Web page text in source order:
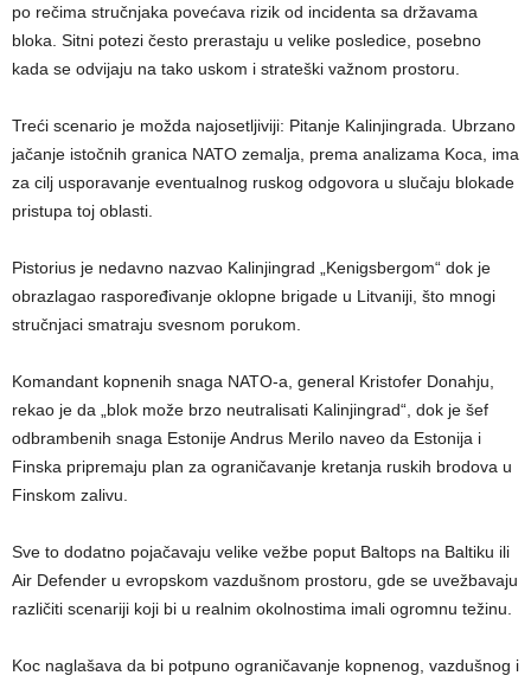
po rečima stručnjaka povećava rizik od incidenta sa državama
bloka. Sitni potezi često prerastaju u velike posledice, posebno
kada se odvijaju na tako uskom i strateški važnom prostoru.
Treći scenario je možda najosetljiviji: Pitanje Kalinjingrada. Ubrzano
jačanje istočnih granica NATO zemalja, prema analizama Koca, ima
za cilj usporavanje eventualnog ruskog odgovora u slučaju blokade
pristupa toj oblasti.
Pistorius je nedavno nazvao Kalinjingrad „Kenigsbergom“ dok je
obrazlagao raspoređivanje oklopne brigade u Litvaniji, što mnogi
stručnjaci smatraju svesnom porukom.
Komandant kopnenih snaga NATO-a, general Kristofer Donahju,
rekao je da „blok može brzo neutralisati Kalinjingrad“, dok je šef
odbrambenih snaga Estonije Andrus Merilo naveo da Estonija i
Finska pripremaju plan za ograničavanje kretanja ruskih brodova u
Finskom zalivu.
Sve to dodatno pojačavaju velike vežbe poput Baltops na Baltiku ili
Air Defender u evropskom vazdušnom prostoru, gde se uvežbavaju
različiti scenariji koji bi u realnim okolnostima imali ogromnu težinu.
Koc naglašava da bi potpuno ograničavanje kopnenog, vazdušnog i